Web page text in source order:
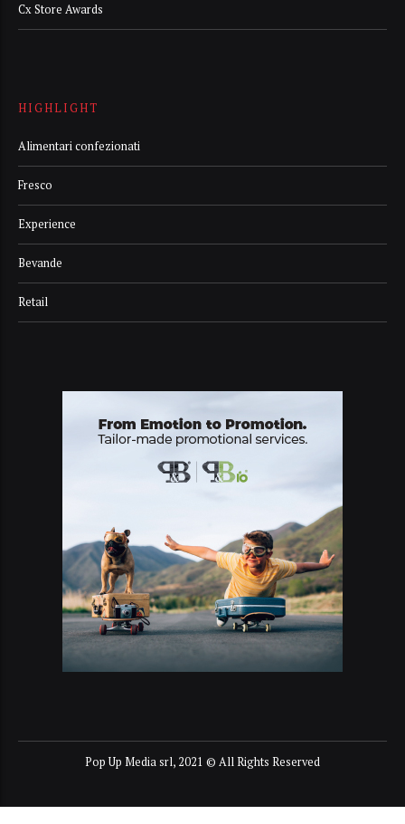
Cx Store Awards
HIGHLIGHT
Alimentari confezionati
Fresco
Experience
Bevande
Retail
Pop Up Media srl, 2021 © All Rights Reserved